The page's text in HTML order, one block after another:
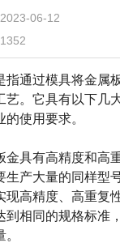
06-12
指通过模具将金属
艺。它具有以下几
的使用要求。
具有高精度和高
生产大量的同样型
现高精度、高重复
到相同的规格标准